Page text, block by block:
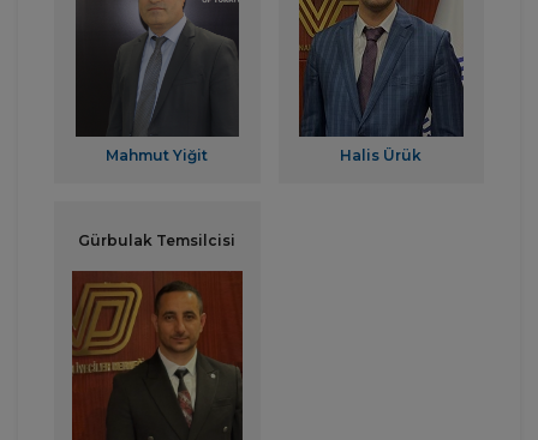
Mahmut Yiğit Halis Ürük
Gürbulak Temsilcisi